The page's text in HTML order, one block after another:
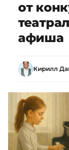
от
афиша
Кирилл